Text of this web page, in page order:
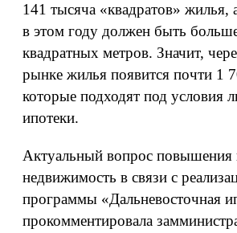
141 тысяча «квадратов»
в этом году должен быть
квадратных метров. Значит,
рынке жилья появится почти 1
которые подходят под условия
ипотеки.
Актуальный вопрос повышения
недвижимость в связи с
программы «Дальневосточная
прокомментировала